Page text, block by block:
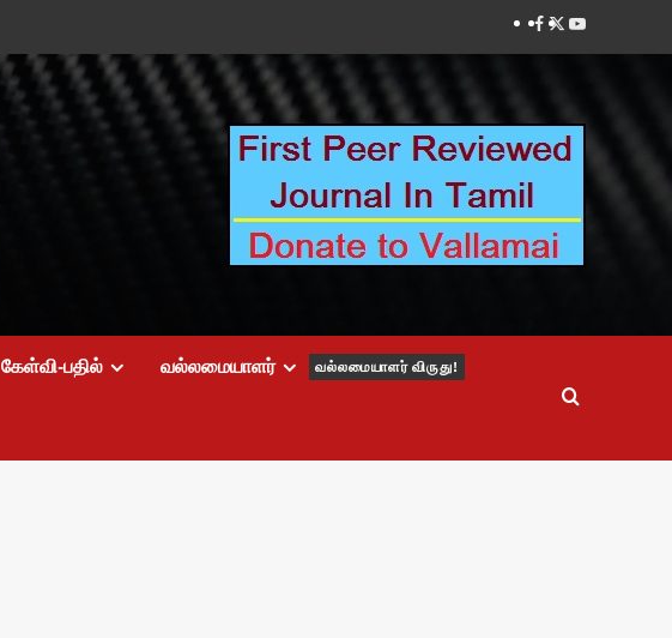
Facebook
TwitterYoutube
கேள்வி-பதில் வல்லமையாளர் வல்லமையாளர் விருது!